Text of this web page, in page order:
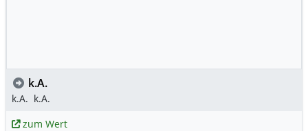
k.A.
k.A. k.A.
zum Wert